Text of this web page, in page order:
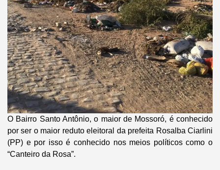
O Bairro Santo Antônio, o maior de Mossoró, é conhecido
por ser o maior reduto eleitoral da prefeita Rosalba Ciarlini
(PP) e por isso é conhecido nos meios políticos como o
“Canteiro da Rosa”.